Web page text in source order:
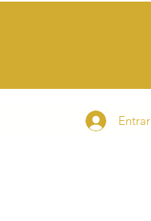
Entrar